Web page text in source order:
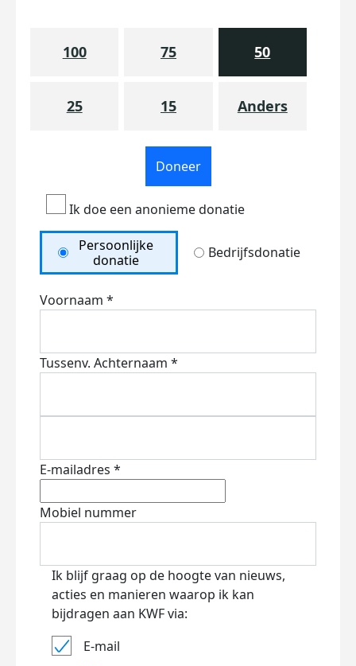
100 75 50
25 15 Anders
Doneer
Ik doe een anonieme donatie
Persoonlijke
donatie
Bedrijfsdonatie
Voornaam *
Tussenv. Achternaam *
E-mailadres *
Mobiel nummer
Ik blijf graag op de hoogte van nieuws,
acties en manieren waarop ik kan
bijdragen aan KWF via:
E-mail